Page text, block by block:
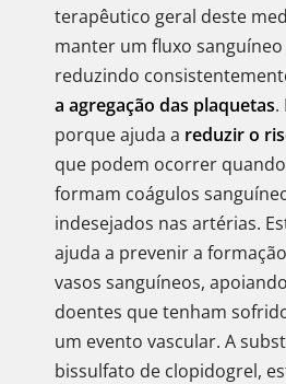
terapêutico geral deste
manter um fluxo
reduzindo
a agregação das plaquetas.
porque ajuda a reduzir o
que podem ocorrer
formam coágulos
indesejados nas artérias.
ajuda a prevenir a
vasos sanguíneos,
doentes que tenham
um evento vascular. A
bissulfato de clopidogrel,